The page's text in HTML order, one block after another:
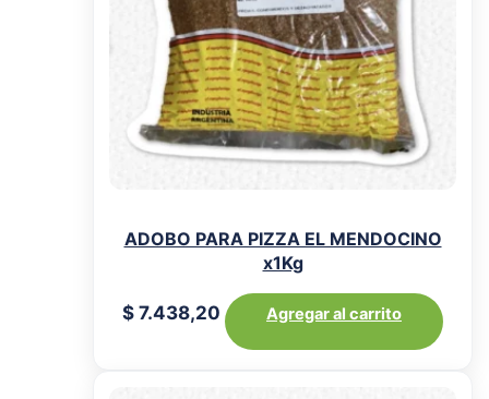
ADOBO PARA PIZZA EL MENDOCINO
x1Kg
$ 7.438,20 Agregar al carrito